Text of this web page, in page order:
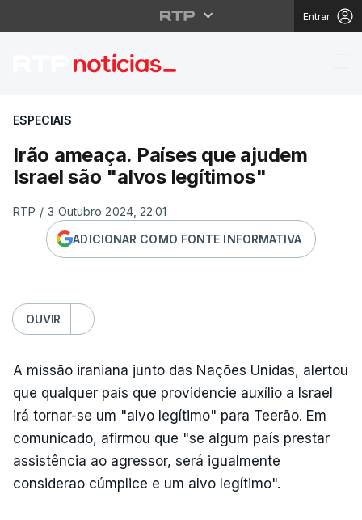
Entrar
Irão ameaça. Países
ESPECIAIS
Irão ameaça. Países que ajudem
Israel são "alvos legítimos"
RTP / 3 Outubro 2024, 22:01
ADICIONAR COMO FONTE INFORMATIVA
OUVIR
A missão iraniana junto das Nações Unidas, alertou
que qualquer país que providencie auxílio a Israel
irá tornar-se um "alvo legítimo" para Teerão. Em
comunicado, afirmou que "se algum país prestar
assistência ao agressor, será igualmente
considerao cúmplice e um alvo legítimo".